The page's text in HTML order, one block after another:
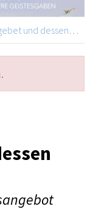
und dessen Auslegung